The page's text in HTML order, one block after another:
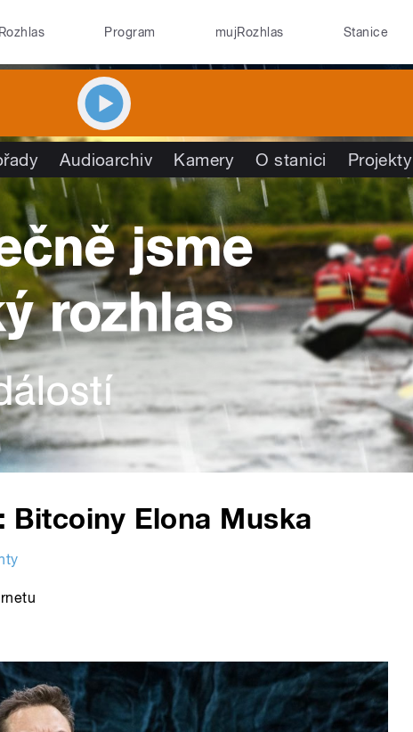
Program mujRozhlas Stanice
Audioarchiv Kamery O stanici Projekty
Bitcoiny Elona Muska